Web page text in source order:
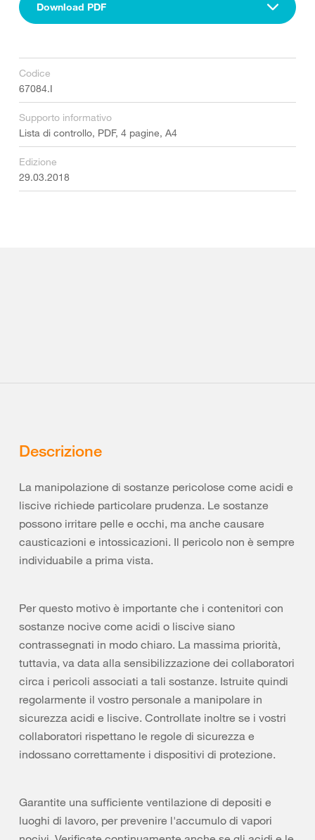
Download PDF
Codice
67084.I
Supporto informativo
Lista di controllo, PDF, 4 pagine, A4
Edizione
29.03.2018
Descrizione
La manipolazione di sostanze pericolose come acidi e
liscive richiede particolare prudenza. Le sostanze
possono irritare pelle e occhi, ma anche causare
causticazioni e intossicazioni. Il pericolo non è sempre
individuabile a prima vista.
Per questo motivo è importante che i contenitori con
sostanze nocive come acidi o liscive siano
contrassegnati in modo chiaro. La massima priorità,
tuttavia, va data alla sensibilizzazione dei collaboratori
circa i pericoli associati a tali sostanze. Istruite quindi
regolarmente il vostro personale a manipolare in
sicurezza acidi e liscive. Controllate inoltre se i vostri
collaboratori rispettano le regole di sicurezza e
indossano correttamente i dispositivi di protezione.
Garantite una sufficiente ventilazione di depositi e
luoghi di lavoro, per prevenire l'accumulo di vapori